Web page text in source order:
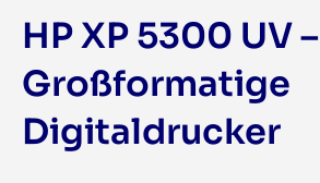
HP XP 5300 UV –
Großformatige
Digitaldrucker